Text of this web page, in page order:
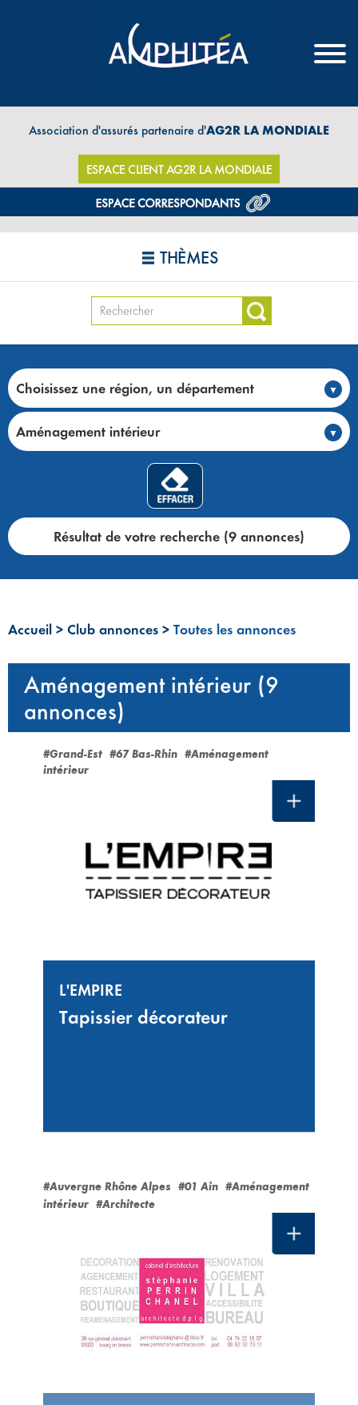
Association d'assurés partenaire d'AG2R LA MONDIALE
ESPACE CLIENT AG2R LA MONDIALE
THÈMES
Choisissez une région, un département
Aménagement intérieur
Résultat de votre recherche (9 annonces)
Accueil > Club annonces > Toutes les annonces
Aménagement intérieur (9
annonces)
#Grand-Est #67 Bas-Rhin #Aménagement
intérieur
L'EMPIRE
Tapissier décorateur
#Auvergne Rhône Alpes #01 Ain #Aménagement
intérieur #Architecte